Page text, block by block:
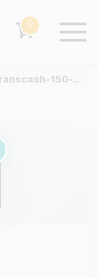
0
Transcash-150-EUR